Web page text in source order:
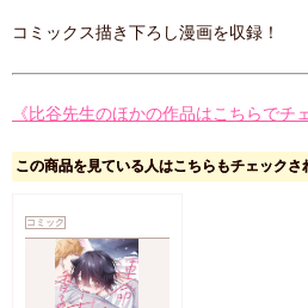
コミックス描き下ろし漫画を収録！
《比谷先生のほかの作品はこちらでチ
この商品を見ている人はこちらもチェックさ
コミック